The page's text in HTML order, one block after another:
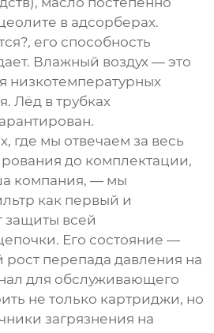
в адсорберах.
его способность
Влажный воздух — это
низкотемпературных
Лёд в трубках
где мы отвечаем за весь
до комплектации,
компания, — мы
как первый и
защиты всей
Его состояние —
рост перепада давления на
для обслуживающего
не только картриджи, но
загрязнения на